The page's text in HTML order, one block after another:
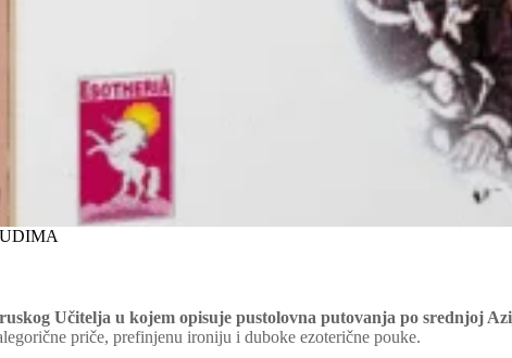
Učitelja u kojem opisuje pustolovna putovanja po srednjoj
priče, prefinjenu ironiju i duboke ezoterične pouke.